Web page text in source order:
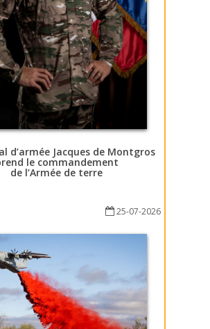
d’armée Jacques de Montgros
le commandement
de l’Armée de terre
25-07-2026